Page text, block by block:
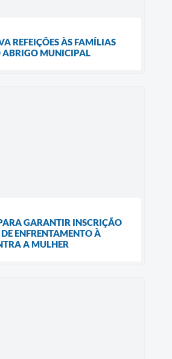
REFEIÇÕES ÀS FAMÍLIAS
ABRIGO MUNICIPAL
GARANTIR INSCRIÇÃO
ENFRENTAMENTO À
A MULHER